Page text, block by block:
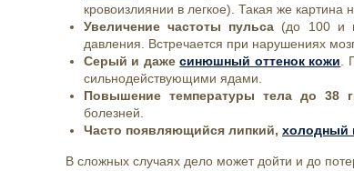
кровоизлиянии в легкое). Такая же картина
Увеличение частоты пульса (до 100 и
давления. Встречается при нарушениях
Серый и дажесинюшный оттенок кожи .
сильнодействующими ядами.
Повышение температуры тела до 38
болезней.
Часто появляющийся липкий, холодный
В сложных случаях дело может дойти и до